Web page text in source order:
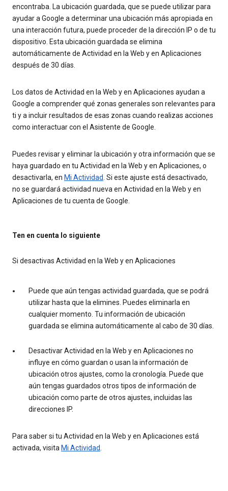
encontraba. La ubicación guardada, que se puede utilizar para
ayudar a Google a determinar una ubicación más apropiada en
una interacción futura, puede proceder de la dirección IP o de tu
dispositivo. Esta ubicación guardada se elimina
automáticamente de Actividad en la Web y en Aplicaciones
después de 30 días.
Los datos de Actividad en la Web y en Aplicaciones ayudan a
Google a comprender qué zonas generales son relevantes para
ti y a incluir resultados de esas zonas cuando realizas acciones
como interactuar con el Asistente de Google.
Puedes revisar y eliminar la ubicación y otra información que se
haya guardado en tu Actividad en la Web y en Aplicaciones, o
desactivarla, en Mi Actividad. Si este ajuste está desactivado,
no se guardará actividad nueva en Actividad en la Web y en
Aplicaciones de tu cuenta de Google.
Ten en cuenta lo siguiente
Si desactivas Actividad en la Web y en Aplicaciones
Puede que aún tengas actividad guardada, que se podrá
utilizar hasta que la elimines. Puedes eliminarla en
cualquier momento. Tu información de ubicación
guardada se elimina automáticamente al cabo de 30 días.
Desactivar Actividad en la Web y en Aplicaciones no
influye en cómo guardan o usan la información de
ubicación otros ajustes, como la cronología. Puede que
aún tengas guardados otros tipos de información de
ubicación como parte de otros ajustes, incluidas las
direcciones IP.
Para saber si tu Actividad en la Web y en Aplicaciones está
activada, visita Mi Actividad.